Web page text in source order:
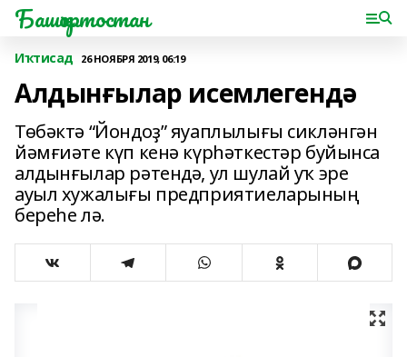
Башҡортостан
Иҡтисад 26 НОЯБРЯ 2019, 06:19
Алдынғылар исемлегендә
Төбәктә “Йондоҙ” яуаплылығы сикләнгән
йәмғиәте күп кенә күрһәткестәр буйынса
алдынғылар рәтендә, ул шулай уҡ эре
ауыл хужалығы предприятиеларының
береһе лә.